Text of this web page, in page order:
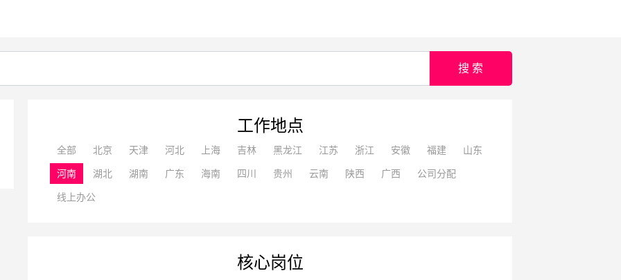
搜 索
工作地点
全部 北京 天津 河北 上海 吉林 黑龙江 江苏 浙江 安徽 福建 山东
河南 湖北 湖南 广东 海南 四川 贵州 云南 陕西 广西 公司分配
线上办公
核心岗位